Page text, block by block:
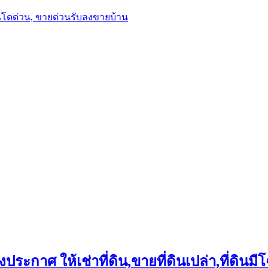
ดด่วน, ขายด่วนรับลงขายบ้าน
ประกาศ ให้เช่าที่ดิน,ขายที่ดินเปล่า,ที่ดิน